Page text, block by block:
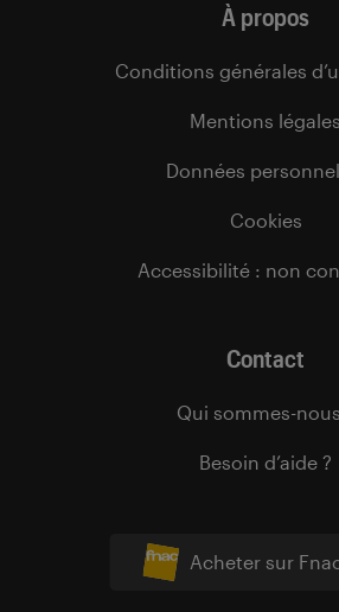
Acheter sur
À propos
Conditions générales
Mentions légales
Données
Cookies
Accessibilité : non
Contact
Qui sommes-
Besoin d’aide ?